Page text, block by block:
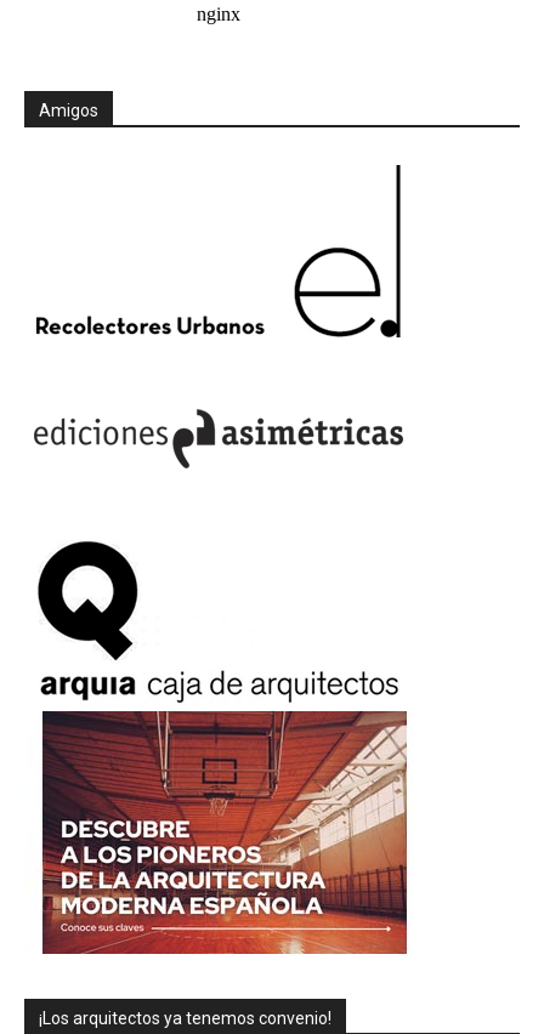
Amigos
¡Los arquitectos ya tenemos convenio!